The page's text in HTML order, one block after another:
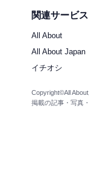
関連サービス
All About
All About Japan
イチオシ
Copyright©All
掲載の記事・写真